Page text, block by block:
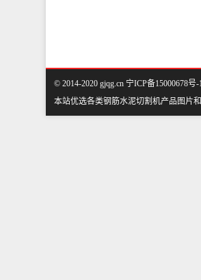
© 2014-2020 gjqg.cn 宁ICP备15000678号-1
本站优选各类钢筋水泥切割机产品图片